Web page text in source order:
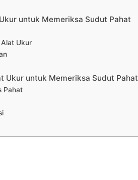
untuk Memeriksa Sudut Pahat
Ukur
Ukur untuk Memeriksa Sudut Pahat
Pahat